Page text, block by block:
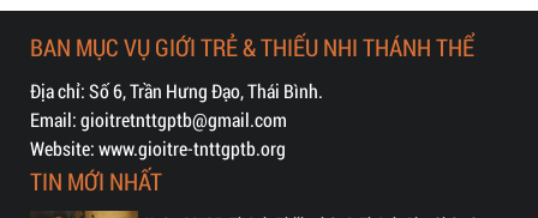
BAN MỤC VỤ GIỚI TRẺ & THIẾU NHI THÁNH THỂ
Địa chỉ: Số 6, Trần Hưng Đạo, Thái Bình.
Email: gioitretnttgptb@gmail.com
Website: www.gioitre-tnttgptb.org
TIN MỚI NHẤT